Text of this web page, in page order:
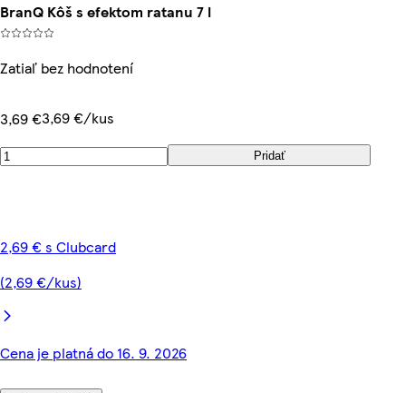
BranQ Kôš s efektom ratanu 7 l
Zatiaľ bez hodnotení
3,69 €3,69 €/kus
Pridať
2,69 € s Clubcard
(2,69 €/kus)
Cena je platná do 16. 9. 2026